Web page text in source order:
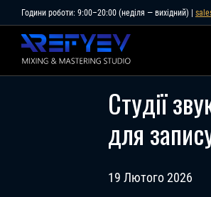
to
content
Години роботи: 9:00–20:00 (неділя — вихідний) |
Студії
для
19 Лютого 2026